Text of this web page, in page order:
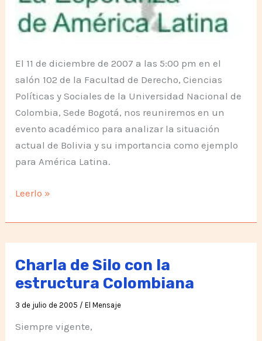
El 11 de diciembre de 2007 a las 5:00 pm en el
salón 102 de la Facultad de Derecho, Ciencias
Políticas y Sociales de la Universidad Nacional de
Colombia, Sede Bogotá, nos reuniremos en un
evento académico para analizar la situación
actual de Bolivia y su importancia como ejemplo
para América Latina.
La
de
América
Latina
Leerlo »
Charla de Silo con la
estructura Colombiana
3 de julio de 2005 /El Mensaje
Siempre vigente,